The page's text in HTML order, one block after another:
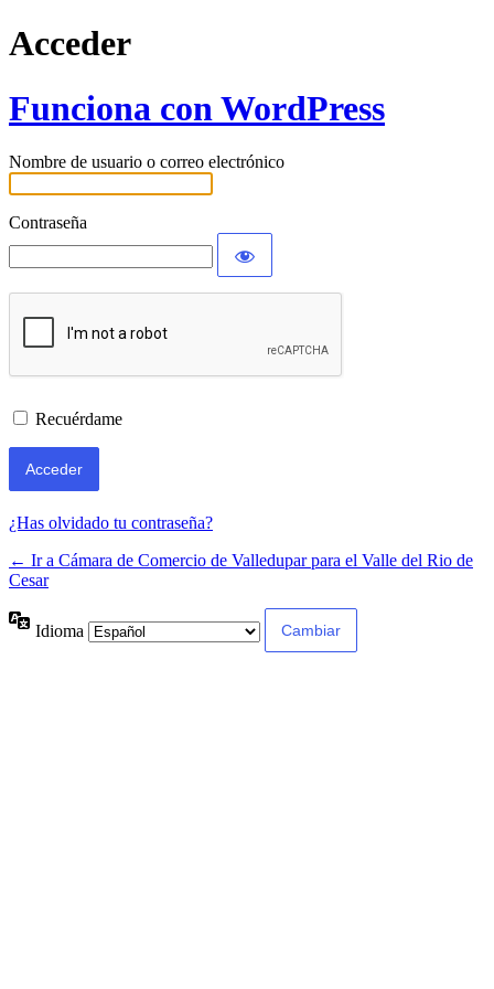
Acceder
Funciona con WordPress
Nombre de usuario o correo electrónico
Contraseña
Recuérdame
¿Has olvidado tu contraseña?
← Ir a Cámara de Comercio de Valledupar para el Valle del Rio de
Cesar
Idioma